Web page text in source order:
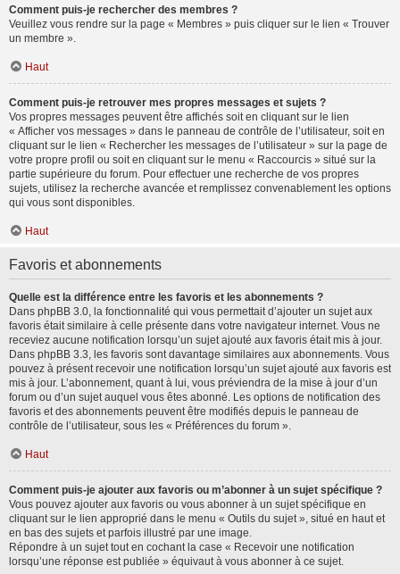
Comment puis-je rechercher des membres ?
Veuillez vous rendre sur la page « Membres » puis cliquer sur le lien « Trouver
un membre ».
Haut
Comment puis-je retrouver mes propres messages et sujets ?
Vos propres messages peuvent être affichés soit en cliquant sur le lien
« Afficher vos messages » dans le panneau de contrôle de l’utilisateur, soit en
cliquant sur le lien « Rechercher les messages de l’utilisateur » sur la page de
votre propre profil ou soit en cliquant sur le menu « Raccourcis » situé sur la
partie supérieure du forum. Pour effectuer une recherche de vos propres
sujets, utilisez la recherche avancée et remplissez convenablement les options
qui vous sont disponibles.
Haut
Favoris et abonnements
Quelle est la différence entre les favoris et les abonnements ?
Dans phpBB 3.0, la fonctionnalité qui vous permettait d’ajouter un sujet aux
favoris était similaire à celle présente dans votre navigateur internet. Vous ne
receviez aucune notification lorsqu’un sujet ajouté aux favoris était mis à jour.
Dans phpBB 3.3, les favoris sont davantage similaires aux abonnements. Vous
pouvez à présent recevoir une notification lorsqu’un sujet ajouté aux favoris est
mis à jour. L’abonnement, quant à lui, vous préviendra de la mise à jour d’un
forum ou d’un sujet auquel vous êtes abonné. Les options de notification des
favoris et des abonnements peuvent être modifiés depuis le panneau de
contrôle de l’utilisateur, sous les « Préférences du forum ».
Haut
Comment puis-je ajouter aux favoris ou m’abonner à un sujet spécifique ?
Vous pouvez ajouter aux favoris ou vous abonner à un sujet spécifique en
cliquant sur le lien approprié dans le menu « Outils du sujet », situé en haut et
en bas des sujets et parfois illustré par une image.
Répondre à un sujet tout en cochant la case « Recevoir une notification
lorsqu’une réponse est publiée » équivaut à vous abonner à ce sujet.